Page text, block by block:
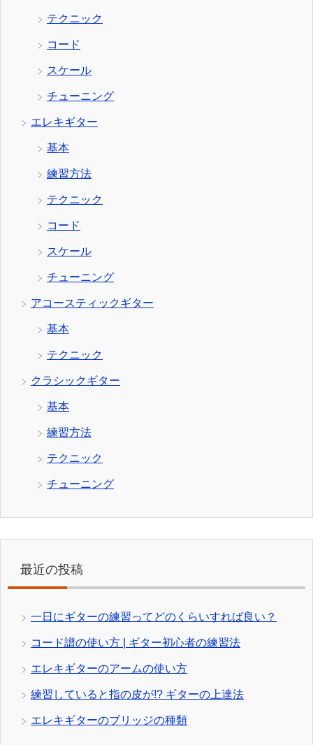
テクニック
コード
スケール
チューニング
エレキギター
基本
練習方法
テクニック
コード
スケール
チューニング
アコースティックギター
基本
テクニック
クラシックギター
基本
練習方法
テクニック
チューニング
最近の投稿
一日にギターの練習ってどのくらいすれば良い？
コード譜の使い方 | ギター初心者の練習法
エレキギターのアームの使い方
練習していると指の皮が!? ギターの上達法
エレキギターのブリッジの種類